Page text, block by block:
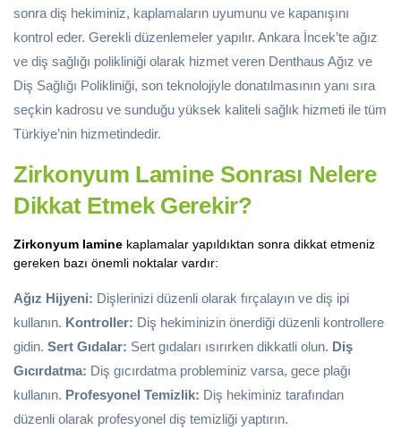
sonra diş hekiminiz, kaplamaların uyumunu ve kapanışını
kontrol eder. Gerekli düzenlemeler yapılır. Ankara İncek’te ağız
ve diş sağlığı polikliniği olarak hizmet veren Denthaus Ağız ve
Diş Sağlığı Polikliniği, son teknolojiyle donatılmasının yanı sıra
seçkin kadrosu ve sunduğu yüksek kaliteli sağlık hizmeti ile tüm
Türkiye’nin hizmetindedir.
Zirkonyum Lamine Sonrası Nelere
Dikkat Etmek Gerekir?
Zirkonyum lamine kaplamalar yapıldıktan sonra dikkat etmeniz
gereken bazı önemli noktalar vardır:
Ağız Hijyeni: Dişlerinizi düzenli olarak fırçalayın ve diş ipi
kullanın. Kontroller: Diş hekiminizin önerdiği düzenli kontrollere
gidin. Sert Gıdalar: Sert gıdaları ısırırken dikkatli olun. Diş
Gıcırdatma: Diş gıcırdatma probleminiz varsa, gece plağı
kullanın. Profesyonel Temizlik: Diş hekiminiz tarafından
düzenli olarak profesyonel diş temizliği yaptırın.